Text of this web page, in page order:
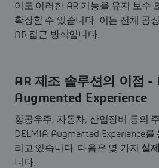
이도 이러한 AR 기능을 유지 보수
확장할 수 있습니다. 이는 전체 공
AR 접근 방식입니다.
AR 제조 솔루션의 이점 -
Augmented Experience
항공우주, 자동차, 산업장비 등의
DELMIA Augmented Experience
리고 있습니다. 다음은 몇 가지 실
니다.